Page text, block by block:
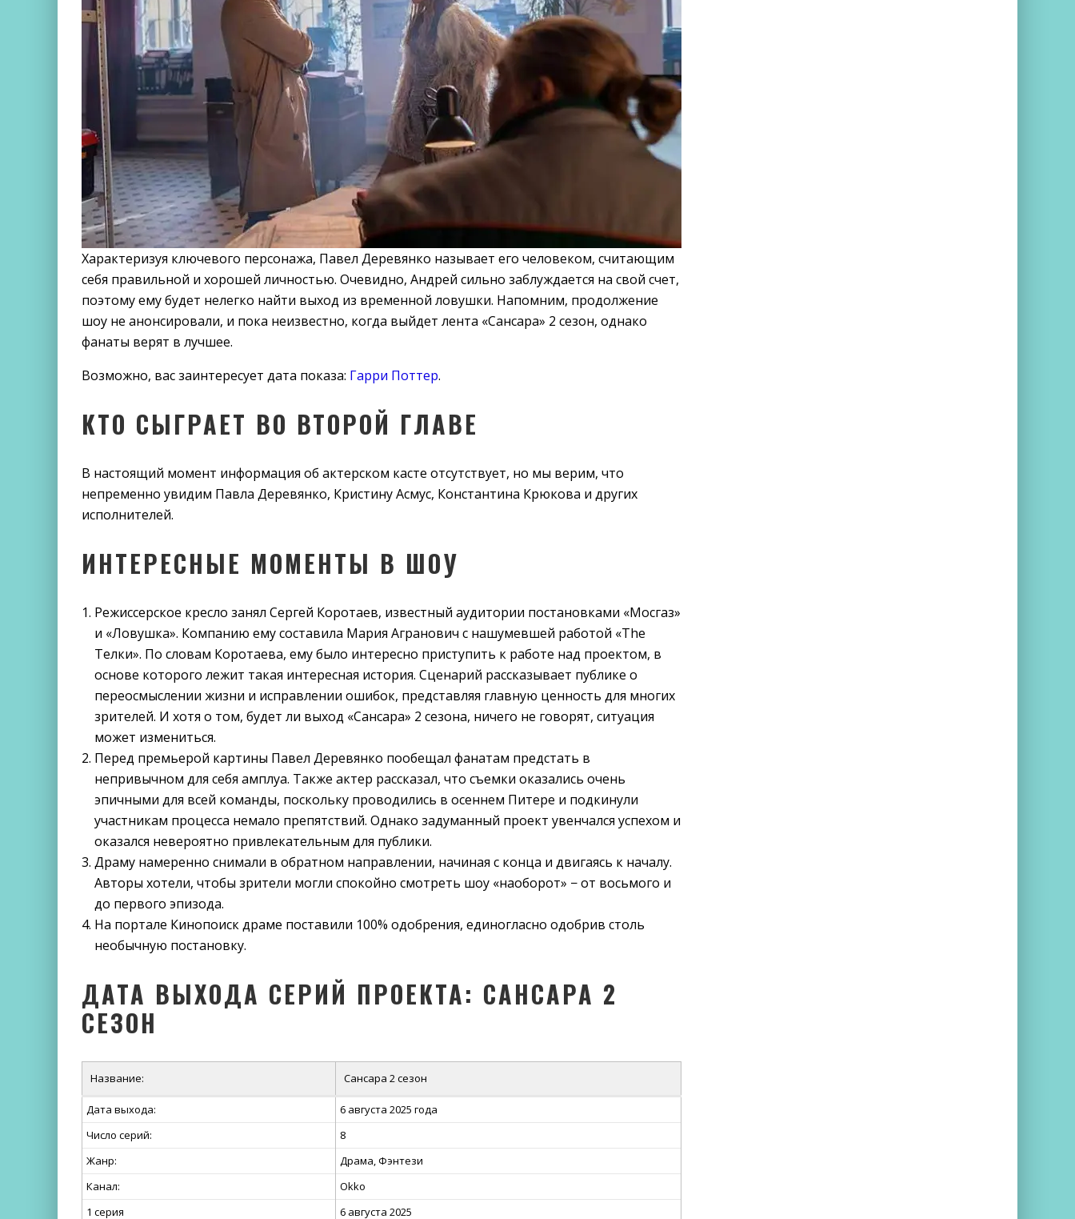
Характеризуя ключевого персонажа, Павел Деревянко называет его человеком, считающим
себя правильной и хорошей личностью. Очевидно, Андрей сильно заблуждается на свой счет,
поэтому ему будет нелегко найти выход из временной ловушки. Напомним, продолжение
шоу не анонсировали, и пока неизвестно, когда выйдет лента «Сансара» 2 сезон, однако
фанаты верят в лучшее.
Возможно, вас заинтересует дата показа: Гарри Поттер.
КТО СЫГРАЕТ ВО ВТОРОЙ ГЛАВЕ
В настоящий момент информация об актерском касте отсутствует, но мы верим, что
непременно увидим Павла Деревянко, Кристину Асмус, Константина Крюкова и других
исполнителей.
ИНТЕРЕСНЫЕ МОМЕНТЫ В ШОУ
Режиссерское кресло занял Сергей Коротаев, известный аудитории постановками «Мосгаз»
и «Ловушка». Компанию ему составила Мария Агранович с нашумевшей работой «The
Телки». По словам Коротаева, ему было интересно приступить к работе над проектом, в
основе которого лежит такая интересная история. Сценарий рассказывает публике о
переосмыслении жизни и исправлении ошибок, представляя главную ценность для многих
зрителей. И хотя о том, будет ли выход «Сансара» 2 сезона, ничего не говорят, ситуация
может измениться.
Перед премьерой картины Павел Деревянко пообещал фанатам предстать в
непривычном для себя амплуа. Также актер рассказал, что съемки оказались очень
эпичными для всей команды, поскольку проводились в осеннем Питере и подкинули
участникам процесса немало препятствий. Однако задуманный проект увенчался успехом и
оказался невероятно привлекательным для публики.
Драму намеренно снимали в обратном направлении, начиная с конца и двигаясь к началу.
Авторы хотели, чтобы зрители могли спокойно смотреть шоу «наоборот» − от восьмого и
до первого эпизода.
На портале Кинопоиск драме поставили 100% одобрения, единогласно одобрив столь
необычную постановку.
ДАТА ВЫХОДА СЕРИЙ ПРОЕКТА: САНСАРА 2
СЕЗОН
Название: Сансара 2 сезон
Дата выхода:
6 августа 2025 года
Число серий:
8
Жанр:
Драма, Фэнтези
Канал:
Okko
1 серия
6 августа 2025